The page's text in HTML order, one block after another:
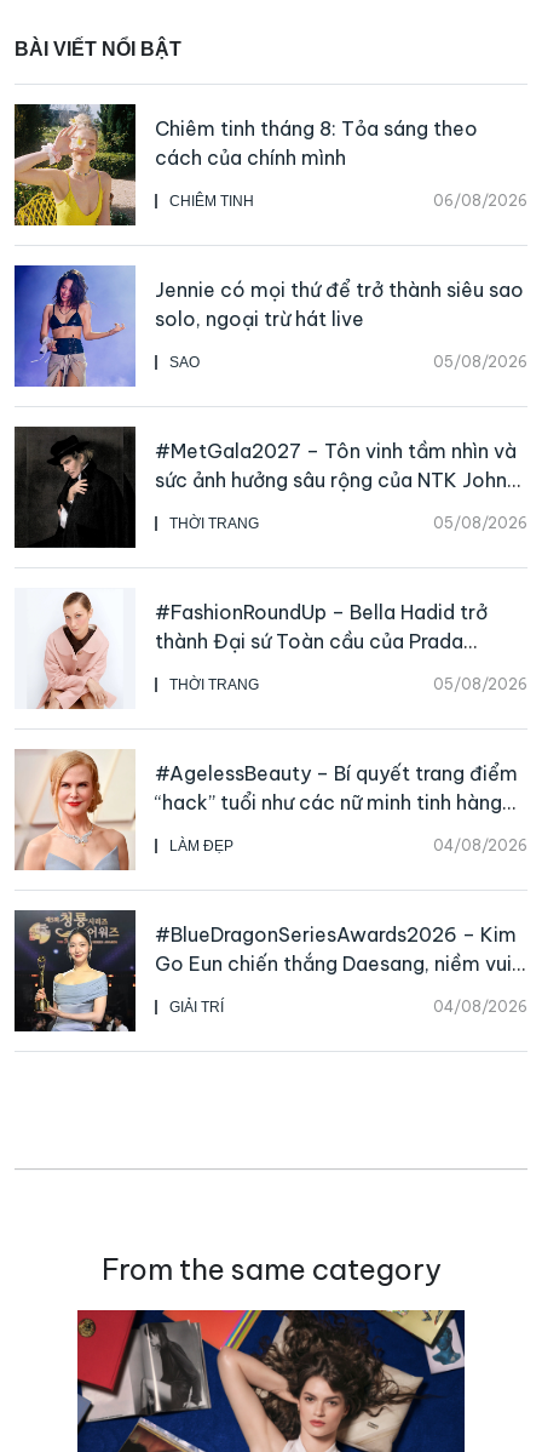
BÀI VIẾT NỔI BẬT
CHIÊM TINH 06/08/2026
Chiêm tinh tháng 8: Tỏa sáng theo
cách của chính mình
SAO 05/08/2026
Jennie có mọi thứ để trở thành siêu sao
solo, ngoại trừ hát live
THỜI TRANG 05/08/2026
#MetGala2027 – Tôn vinh tầm nhìn và
sức ảnh hưởng sâu rộng của NTK John
Galliano
THỜI TRANG 05/08/2026
#FashionRoundUp – Bella Hadid trở
thành Đại sứ Toàn cầu của Prada
Beauty, CHANEL mua lại Charvet
LÀM ĐẸP 04/08/2026
#AgelessBeauty – Bí quyết trang điểm
“hack” tuổi như các nữ minh tinh hàng
đầu
GIẢI TRÍ 04/08/2026
#BlueDragonSeriesAwards2026 – Kim
Go Eun chiến thắng Daesang, niềm vui
nhân đôi của Park Bo Kyung sau 23
năm
From the same category